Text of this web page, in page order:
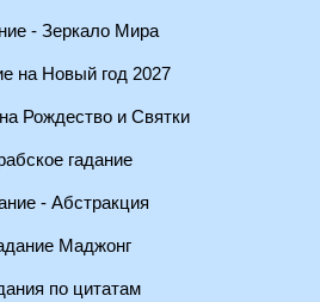
- Зеркало Мира
на Новый год 2027
Рождество и Святки
гадание
- Абстракция
Маджонг
по цитатам